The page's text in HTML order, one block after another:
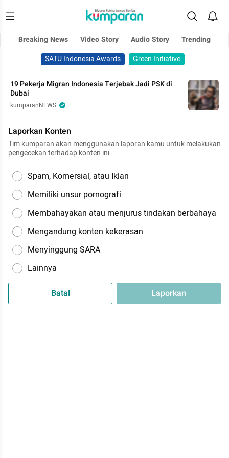
Breaking News Video Story Audio Story
Trending
SATU Indonesia Awards
Green Initiative
19 Pekerja Migran Indonesia Terjebak Jadi PSK di
Dubai
kumparanNEWS
Laporkan Konten
Tim kumparan akan menggunakan laporan kamu untuk melakukan
pengecekan terhadap konten ini.
Spam, Komersial, atau Iklan
Memiliki unsur pornografi
Membahayakan atau menjurus tindakan berbahaya
Mengandung konten kekerasan
Menyinggung SARA
Lainnya
Batal Laporkan